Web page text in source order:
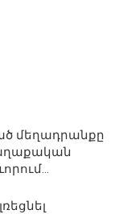
մեղադրանքը